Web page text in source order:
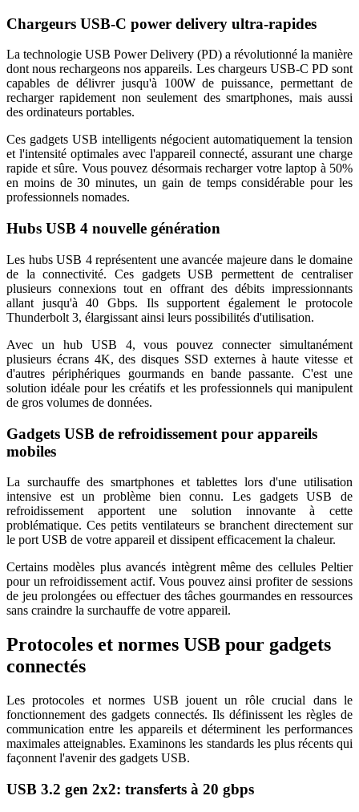
Chargeurs USB-C power delivery ultra-rapides
La technologie USB Power Delivery (PD) a révolutionné la manière
dont nous rechargeons nos appareils. Les chargeurs USB-C PD sont
capables de délivrer jusqu'à 100W de puissance, permettant de
recharger rapidement non seulement des smartphones, mais aussi
des ordinateurs portables.
Ces gadgets USB intelligents négocient automatiquement la tension
et l'intensité optimales avec l'appareil connecté, assurant une charge
rapide et sûre. Vous pouvez désormais recharger votre laptop à 50%
en moins de 30 minutes, un gain de temps considérable pour les
professionnels nomades.
Hubs USB 4 nouvelle génération
Les hubs USB 4 représentent une avancée majeure dans le domaine
de la connectivité. Ces gadgets USB permettent de centraliser
plusieurs connexions tout en offrant des débits impressionnants
allant jusqu'à 40 Gbps. Ils supportent également le protocole
Thunderbolt 3, élargissant ainsi leurs possibilités d'utilisation.
Avec un hub USB 4, vous pouvez connecter simultanément
plusieurs écrans 4K, des disques SSD externes à haute vitesse et
d'autres périphériques gourmands en bande passante. C'est une
solution idéale pour les créatifs et les professionnels qui manipulent
de gros volumes de données.
Gadgets USB de refroidissement pour appareils
mobiles
La surchauffe des smartphones et tablettes lors d'une utilisation
intensive est un problème bien connu. Les gadgets USB de
refroidissement apportent une solution innovante à cette
problématique. Ces petits ventilateurs se branchent directement sur
le port USB de votre appareil et dissipent efficacement la chaleur.
Certains modèles plus avancés intègrent même des cellules Peltier
pour un refroidissement actif. Vous pouvez ainsi profiter de sessions
de jeu prolongées ou effectuer des tâches gourmandes en ressources
sans craindre la surchauffe de votre appareil.
Protocoles et normes USB pour gadgets
connectés
Les protocoles et normes USB jouent un rôle crucial dans le
fonctionnement des gadgets connectés. Ils définissent les règles de
communication entre les appareils et déterminent les performances
maximales atteignables. Examinons les standards les plus récents qui
façonnent l'avenir des gadgets USB.
USB 3.2 gen 2x2: transferts à 20 gbps